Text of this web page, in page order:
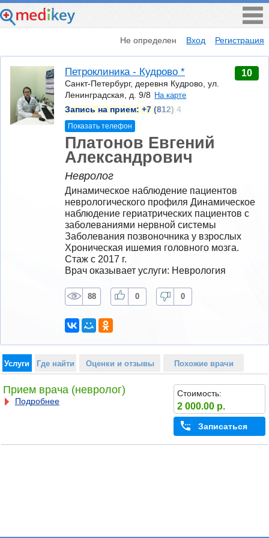
Не определен Вход Регистрация
Петроклиника - Кудрово *
Санкт-Петербург, деревня Кудрово, ул.
Ленинградская, д. 9/8 На карте
Запись на прием: +7 (812) 4
Показать телефон
10
Платонов Евгений
Александрович
Невролог
Динамическое наблюдение пациентов
неврологического профиля Динамическое
наблюдение гериатрических пациентов с
заболеваниями нервной системы
Заболевания позвоночника у взрослых
Хроническая ишемия головного мозга.
Стаж с 2017 г.
Врач оказывает услуги: Неврология
88 0 0
Услуги Где найти Оценки и отзывы Похожие врачи
Прием врача (невролог)
Подробнее
Стоимость:
2 000.00 р.
Записаться